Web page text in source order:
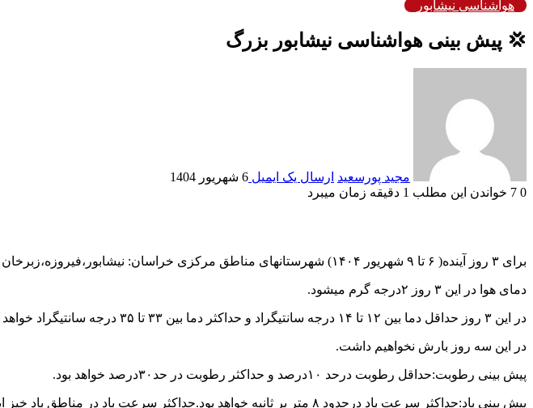
هواشناسی نیشابور
💢 پیش بینی هواشناسی نیشابور بزرگ
مجید پورسعید ارسال یک ایمیل 6 شهریور 1404
0
خواندن این مطلب 1 دقیقه زمان میبرد
برای ۳ روز آینده( ۶ تا ۹ شهریور ۱۴۰۴) شهرستانهای مناطق مرکزی خراسان: نیشابور،فیروزه،زبرخان ومیان جلگه
دمای هوا در این ۳ روز ۲درجه گرم میشود.
در این ۳ روز حداقل دما بین ۱۲ تا ۱۴ درجه سانتیگراد‌ و حداکثر دما بین ۳۳ تا ۳۵ درجه سانتیگراد خواهد بود.
در این سه روز بارش نخواهیم داشت.
پیش بینی رطوبت:حداقل رطوبت درحد ۱۰درصد و حداکثر رطوبت در حد۳۰درصد خواهد بود.